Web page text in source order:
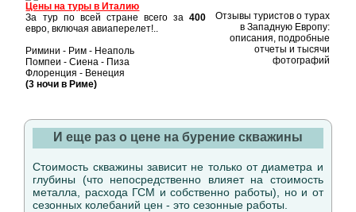
Цены на туры в Италию
За тур по всей стране всего за400
евро, включая авиаперелет!..
Римини - Рим - Неаполь
Помпеи - Сиена - Пиза
Флоренция - Венеция
(3 ночи в Риме)
Отзывы туристов о турах
в Западную Европу:
описания, подробные
отчеты и тысячи
фотографий
И еще раз о цене на бурение скважины
Стоимость скважины зависит не только от диаметра и
глубины (что непосредственно влияет на стоимость
металла, расхода ГСМ и собственно работы), но и от
сезонных колебаний цен - это сезонные работы.